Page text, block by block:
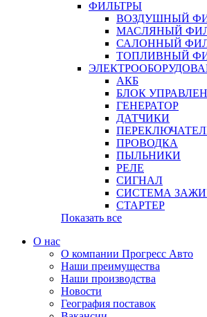
ФИЛЬТРЫ
ВОЗДУШНЫЙ
МАСЛЯНЫЙ
САЛОННЫЙ
ТОПЛИВНЫЙ
АКБ
БЛОК
ГЕНЕРАТОР
ДАТЧИКИ
ПРОВОДКА
ПЫЛЬНИКИ
РЕЛЕ
СИГНАЛ
СИСТЕМА
СТАРТЕР
Показать все
О нас
О компании Прогресс Авто
Наши преимущества
Наши производства
Новости
География поставок